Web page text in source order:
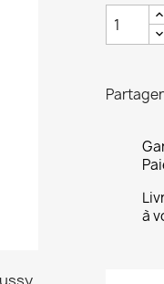
Partager
à